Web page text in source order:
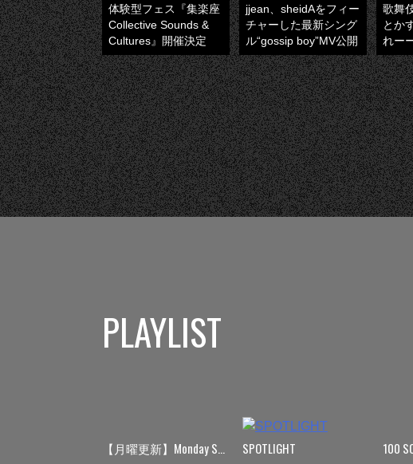
体験型フェス『集楽座
Collective Sounds &
Cultures』開催決定
jjean、sheidAをフィー
チャーした最新シング
ル“gossip boy”MV公開
歌舞
とか
れー
PLAYLIST
【月曜更新】Monday Spin SPOTLIGHT 100